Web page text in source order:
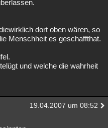
dort oben wären, so
Menschheit es geschaffthat.
und welche die wahrheit
19.04.2007 um 08:52